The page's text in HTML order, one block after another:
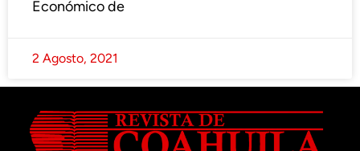
Económico de
2 Agosto, 2021